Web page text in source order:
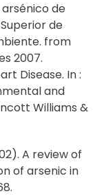
arsénico de
de
from
2007.
Disease. In :
and
Williams &
A review of
of arsenic in